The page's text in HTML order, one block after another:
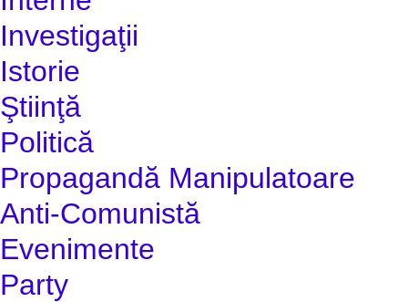
Investigaţii
Istorie
Ştiinţă
Politică
Propagandă Manipulatoare
Anti-Comunistă
Evenimente
Party